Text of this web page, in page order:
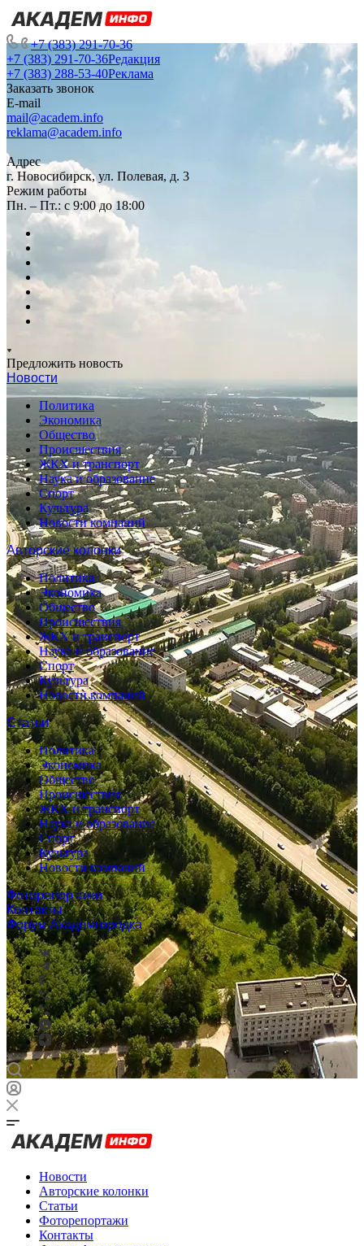
+7 (383) 291-70-36
+7 (383) 291-70-36Редакция
+7 (383) 288-53-40Реклама
Заказать звонок
E-mail
mail@academ.info
reklama@academ.info
Адрес
г. Новосибирск, ул. Полевая, д. 3
Режим работы
Пн. – Пт.: с 9:00 до 18:00
Предложить новость
Новости
Политика
Экономика
Общество
Происшествия
ЖКХ и транспорт
Наука и образование
Спорт
Культура
Новости компаний
Авторские колонки
Политика
Экономика
Общество
Происшествия
ЖКХ и транспорт
Наука и образование
Спорт
Культура
Новости компаний
Статьи
Политика
Экономика
Общество
Происшествия
ЖКХ и транспорт
Наука и образование
Спорт
Культура
Новости компаний
Фоторепортажи
Контакты
Форум Академгородка
Новости
Авторские колонки
Статьи
Фоторепортажи
Контакты